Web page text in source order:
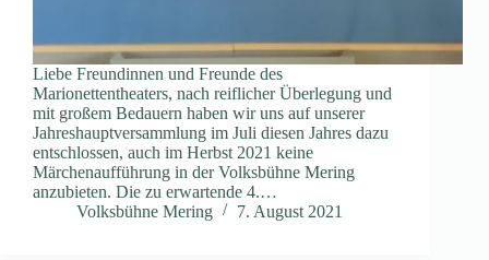
Liebe Freundinnen und Freunde des
Marionettentheaters, nach reiflicher Überlegung und
mit großem Bedauern haben wir uns auf unserer
Jahreshauptversammlung im Juli diesen Jahres dazu
entschlossen, auch im Herbst 2021 keine
Märchenaufführung in der Volksbühne Mering
anzubieten. Die zu erwartende 4.…
Volksbühne Mering
7. August 2021